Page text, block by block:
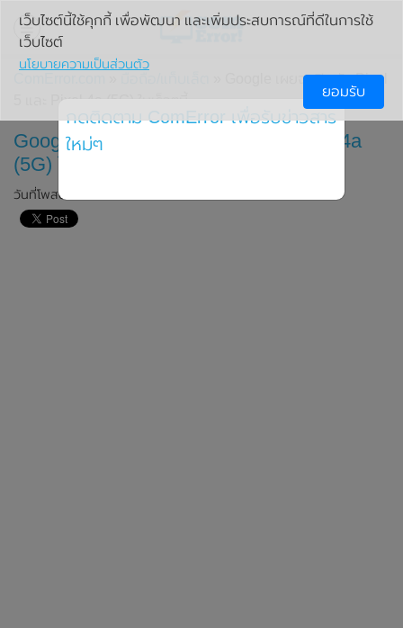
» Google เผยจะเปิดตัว Pixel
Google เผยจะเปิดตัว Pixel 5 และ Pixel 4a
(5G) ในเร็วๆนี้
วันที่โพสต์: 5 สิงหาคม 2020
เว็บไซต์นี้ใช้คุกกี้ เพื่อพัฒนา และเพิ่มประสบการณ์ที่ดีในการใช้
เว็บไซต์
นโยบายความเป็นส่วนตัว
ยอมรับ
กดติดตาม ComError เพื่อรับข่าวสาร
ใหม่ๆ